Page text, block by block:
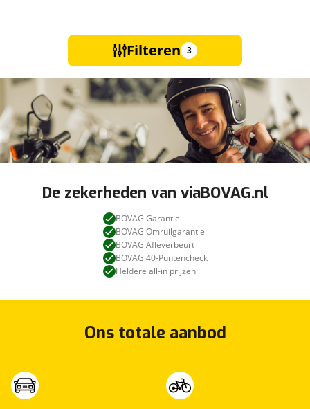
Filteren 3
De zekerheden van viaBOVAG.nl
BOVAG Garantie
BOVAG Omruilgarantie
BOVAG Afleverbeurt
BOVAG 40-Puntencheck
Heldere all-in prijzen
Ons totale aanbod